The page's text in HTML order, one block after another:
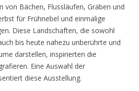
von Bächen, Flussläufen, Gräben und
für Frühnebel und einmalige
Diese Landschaften, die sowohl
bis heute nahezu unberührte und
darstellen, inspirierten die
Eine Auswahl der
diese Ausstellung.